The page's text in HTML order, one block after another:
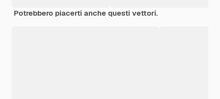
Potrebbero piacerti anche questi vettori.